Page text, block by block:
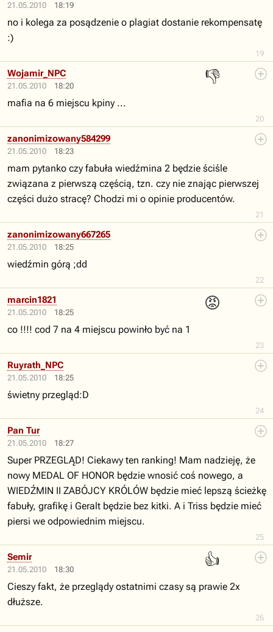
21.05.2010 18:19
19
no i kolega za posądzenie o plagiat dostanie rekompensatę
:)
21.05.2010 18:20
👎
20
Wojamir_NPC
mafia na 6 miejscu kpiny ...
21.05.2010 18:23
21
zanonimizowany584299
mam pytanko czy fabuła wiedźmina 2 będzie ściśle
związana z pierwszą częścią, tzn. czy nie znając pierwszej
części dużo stracę? Chodzi mi o opinie producentów.
21.05.2010 18:25
22
zanonimizowany667265
wiedźmin górą ;dd
21.05.2010 18:25
😡
23
marcin1821
co !!!! cod 7 na 4 miejscu powinło być na 1
21.05.2010 18:25
24
Ruyrath_NPC
świetny przegląd:D
21.05.2010 18:27
25
Pan Tur
Super PRZEGLĄD! Ciekawy ten ranking! Mam nadzieję, że
nowy MEDAL OF HONOR będzie wnosić coś nowego, a
WIEDŹMIN II ZABÓJCY KRÓLÓW będzie mieć lepszą ścieżkę
fabuły, grafikę i Geralt będzie bez kitki. A i Triss będzie mieć
piersi we odpowiednim miejscu.
21.05.2010 18:30
👍
26
Semir
Cieszy fakt, że przeglądy ostatnimi czasy są prawie 2x
dłuższe.